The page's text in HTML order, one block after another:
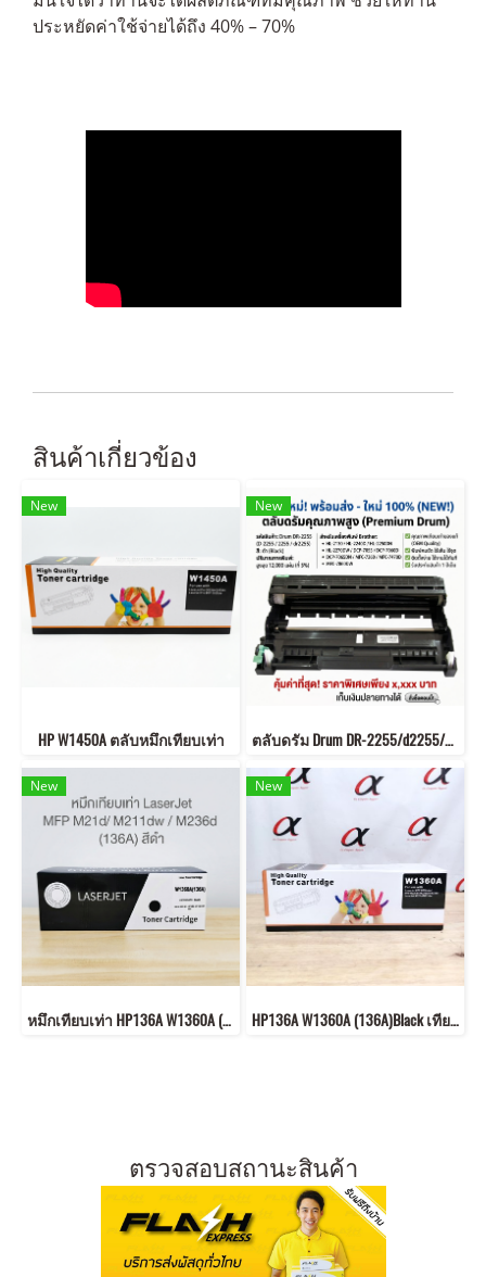
ประหยัดค่าใช้จ่ายได้ถึง 40% – 70%
สินค้าเกี่ยวข้อง
New
HP W1450A ตลับหมึกเทียบเท่า
New
ตลับดรัม Drum DR-2255/d2255/2255/dr2255 For Brother HL-2130/HL-2240D/HL-2250DN/HL-2270DW/DCP-7055
New
หมึกเทียบเท่า HP136A W1360A (136A)Black เทียบเท่า โฉมใหม่
New
HP136A W1360A (136A)Black เทียบเท่า
ตรวจสอบสถานะสินค้า